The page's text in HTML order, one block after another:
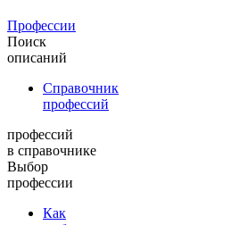
Профессии
Поиск
описаний
Справочник
профессий
профессий
в справочнике
Выбор
профессии
Как